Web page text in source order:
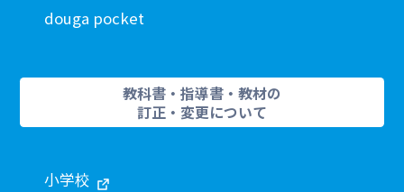
douga pocket
教科書・指導書・教材の
訂正・変更について
小学校